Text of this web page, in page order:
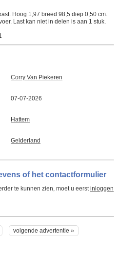
Hoog 1,97 breed 98,5 diep 0,50 cm.
Last kan niet in delen is aan 1 stuk.
Corry Van Piekeren
07-07-2026
Hattem
Gelderland
of het contactformulier
te kunnen zien, moet u eerst inloggen
volgende advertentie »